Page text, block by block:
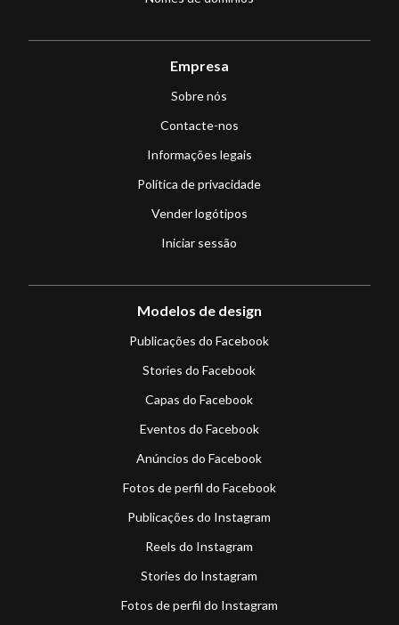
Empresa
Sobre nós
Contacte-nos
Informações legais
Política de privacidade
Vender logótipos
Iniciar sessão
Modelos de design
Publicações do Facebook
Stories do Facebook
Capas do Facebook
Eventos do Facebook
Anúncios do Facebook
Fotos de perfil do Facebook
Publicações do Instagram
Reels do Instagram
Stories do Instagram
Fotos de perfil do Instagram